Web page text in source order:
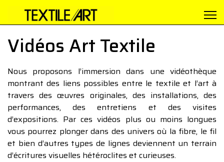
Vidéos Art Textile
Nous proposons l’immersion dans une vidéothèque
montrant des liens possibles entre le textile et l’art à
travers des œuvres originales, des installations, des
performances, des entretiens et des visites
d’expositions. Par ces vidéos plus ou moins longues
vous pourrez plonger dans des univers où la fibre, le fil
et bien d’autres types de lignes deviennent un terrain
d’écritures visuelles hétéroclites et curieuses.